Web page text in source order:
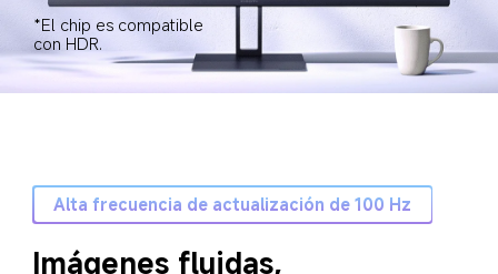
*El chip es compatible
con HDR.
Alta frecuencia de actualización de 100 Hz
Imágenes fluidas,